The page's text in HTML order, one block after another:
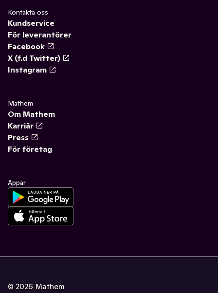
Kontakta oss
Kundservice
För leverantörer
Facebook
X (f.d Twitter)
Instagram
Mathem
Om Mathem
Karriär
Press
För företag
Appar
© 2026 Mathem